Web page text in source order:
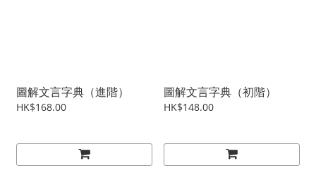
圖解文言字典（進階）
HK$168.00
圖解文言字典（初階）
HK$148.00